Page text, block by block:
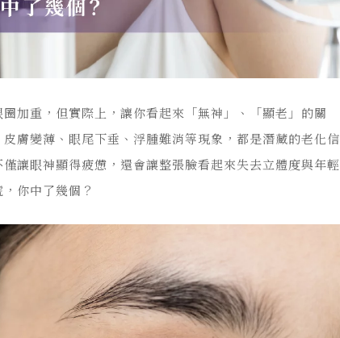
加重，但實際上，讓你看起來「無神」、「顯老」的關
膚變薄、眼尾下垂、浮腫難消等現象，都是潛藏的老化信
讓眼神顯得疲憊，還會讓整張臉看起來失去立體度與年輕
你中了幾個？